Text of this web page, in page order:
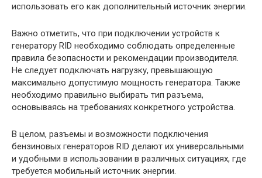
использовать его как дополнительный источник энергии.
Важно отметить, что при подключении устройств к
генератору RID необходимо соблюдать определенные
правила безопасности и рекомендации производителя.
Не следует подключать нагрузку, превышающую
максимально допустимую мощность генератора. Также
необходимо правильно выбирать тип разъема,
основываясь на требованиях конкретного устройства.
В целом, разъемы и возможности подключения
бензиновых генераторов RID делают их универсальными
и удобными в использовании в различных ситуациях, где
требуется мобильный источник энергии.